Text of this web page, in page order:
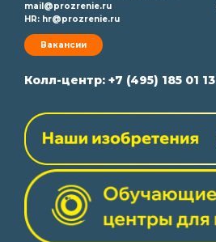
mail@prozrenie.ru
HR: hr@prozrenie.ru
Вакансии
Колл-центр: +7 (495) 185 01 13